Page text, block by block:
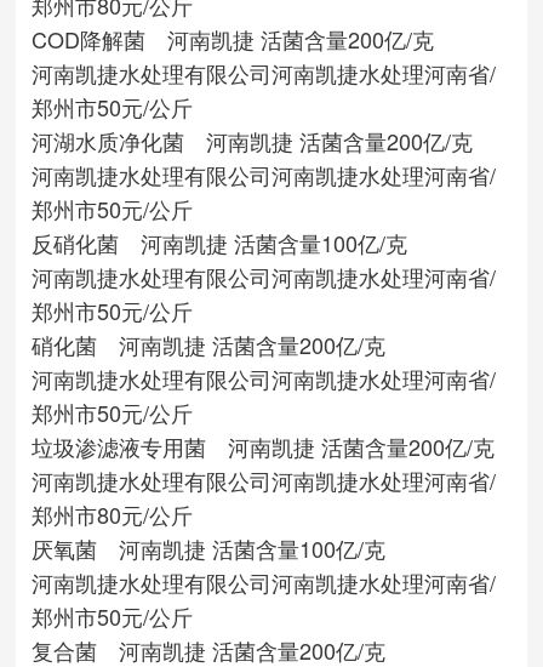
COD降解菌 河南凯捷 活菌含量200亿/克
河南凯捷水处理有限公司河南凯捷水处理河南省/
郑州市50元/公斤
河湖水质净化菌 河南凯捷 活菌含量200亿/克
河南凯捷水处理有限公司河南凯捷水处理河南省/
郑州市50元/公斤
反硝化菌 河南凯捷 活菌含量100亿/克
河南凯捷水处理有限公司河南凯捷水处理河南省/
郑州市50元/公斤
硝化菌 河南凯捷 活菌含量200亿/克
河南凯捷水处理有限公司河南凯捷水处理河南省/
郑州市50元/公斤
垃圾渗滤液专用菌 河南凯捷 活菌含量200亿/克
河南凯捷水处理有限公司河南凯捷水处理河南省/
郑州市80元/公斤
厌氧菌 河南凯捷 活菌含量100亿/克
河南凯捷水处理有限公司河南凯捷水处理河南省/
郑州市50元/公斤
复合菌 河南凯捷 活菌含量200亿/克